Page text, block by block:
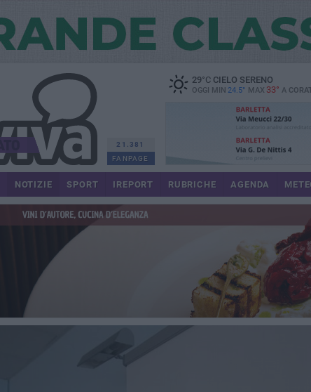
21.381
FANPAGE
29°CCIELO SERENO
OGGI MIN 24.5° MAX 33° A
NOTIZIE SPORT IREPORT RUBRICHE AGENDA